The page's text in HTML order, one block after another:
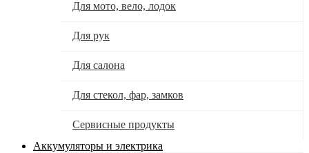
Для мото, вело, лодок
Для рук
Для салона
Для стекол, фар, замков
Сервисные продукты
Аккумуляторы и электрика